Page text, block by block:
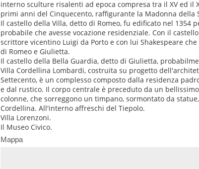
interno sculture risalenti ad epoca compresa tra il XV ed il
primi anni del Cinquecento, raffigurante la Madonna della
Il castello della Villa, detto di Romeo, fu edificato nel 1354
probabile che avesse vocazione residenziale. Con il
scrittore vicentino Luigi da Porto e con lui Shakespeare
di Romeo e Giulietta.
Il castello della Bella Guardia, detto di Giulietta,
Villa Cordellina Lombardi, costruita su progetto
Settecento, è un complesso composto dalla residenza
e dal rustico. Il corpo centrale è preceduto da un
colonne, che sorreggono un timpano, sormontato da
Cordellina. All'interno affreschi del Tiepolo.
Villa Lorenzoni.
Il Museo Civico.
Mappa